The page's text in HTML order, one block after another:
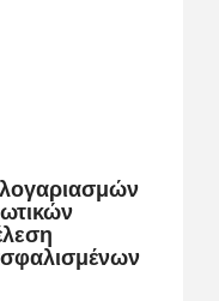
λογαριασμών